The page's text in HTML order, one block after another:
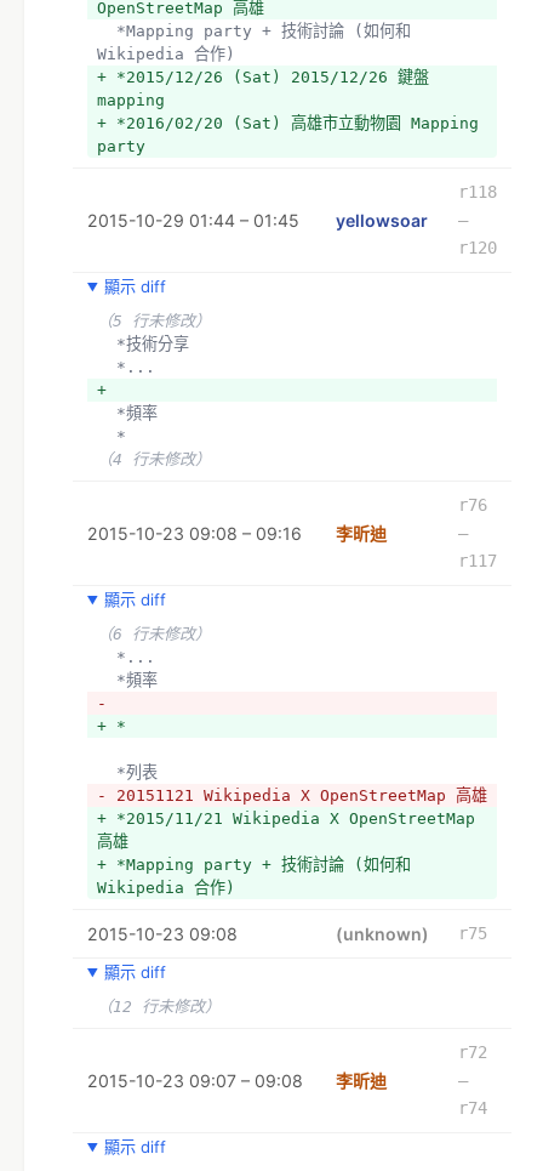
OpenStreetMap 高雄
Wikipedia 合作)
+ *2015/12/26 (Sat) 2015/12/26 鍵盤
mapping
+ *2016/02/20 (Sat) 高雄市立動物園 Mapping
party
2015-10-29 01:44 – 01:45 yellowsoar
r118
–
r120
顯示 diff
（5 行未修改）
  *技術分享
  *...
+
  *頻率
  *
（4 行未修改）
2015-10-23 09:08 – 09:16 李昕迪
r76
–
r117
顯示 diff
（6 行未修改）
  *...
  *頻率
-
+ *
  *列表
- 20151121 Wikipedia X OpenStreetMap 高雄
+ *2015/11/21 Wikipedia X OpenStreetMap
高雄
+ *Mapping party + 技術討論 (如何和
Wikipedia 合作)
2015-10-23 09:08 (unknown)
r75
顯示 diff
（12 行未修改）
2015-10-23 09:07 – 09:08 李昕迪
r72
–
r74
顯示 diff